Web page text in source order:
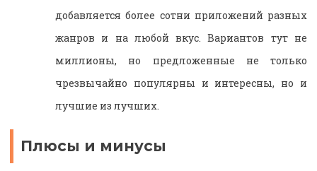
добавляется более сотни приложений разных
жанров и на любой вкус. Вариантов тут не
миллионы, но предложенные не только
чрезвычайно популярны и интересны, но и
лучшие из лучших.
Плюсы и минусы